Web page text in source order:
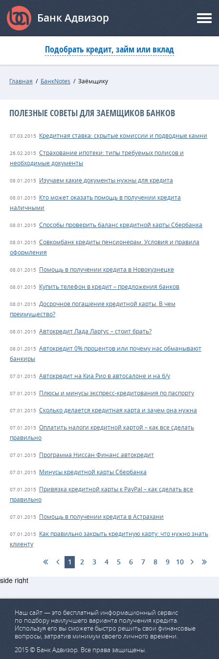
Банк Адвизор
Подобрать кредит, займ или вклад
Главная / БанкNotes / Заёмщику
ПОЛЕЗНЫЕ СОВЕТЫ ДЛЯ ЗАЕМЩИКОВ БАНКОВ
07.03.2015 Кредитная ставка: скрытые комиссии и подводные камни
26.02.2015 Страхование ипотеки: типы требуемых полисов и
необходимые документы
08.01.2015 Изучаем какие документы нужны для кредита
08.01.2015
Кто может оказать помощь в получении кредита
наличными
08.01.2015 Способы проверить баланс кредитной карты Сбербанка
08.01.2015 Совкомбанк кредиты пенсионерам. Условия и правила
оформления
08.01.2015 Помощь в получении кредита в Новокузнецке
08.01.2015 Купить телефон в кредит – предложения банков
08.01.2015
Досрочное погашение кредитной карты. В чем
преимущество?
08.01.2015 Автокредит Лада Ларгус – стоит брать?
08.01.2015 Автокредит 0% процентов или почему нас обманывают
банкиры
07.01.2015 Автокредит на Киа Рио в автосалоне и на б/у
07.01.2015 Плюсы и минусы экспресс-кредитования по паспорту
07.01.2015 Cколько делается кредитная карта и зачем она нужна
07.01.2015 Оплатить налоги кредитной картой – как все сделать
правильно
07.01.2015 Программа Ниссан Финанс автокредит
07.01.2015 Минусы кредитной карты Сбербанка
07.01.2015
Привязка кредитной карты к PayPal – как сделать все
правильно
07.01.2015 Помощь в получении кредита в Астрахани
07.01.2015
Как правильно закрыть кредитную карту: что нужно знать
клиенту
1 2 3 4 5 6 7 8 9 10
side right
Наш сайт — это бесплатный информационный сервис
по подбору наилучшего варианта получения кредита.
Используя его вы сможете быстро решить свои финансовые
вопросы, затратив минимум своего личного времени.
2015 © Банк Адвизор. Все права защищены.